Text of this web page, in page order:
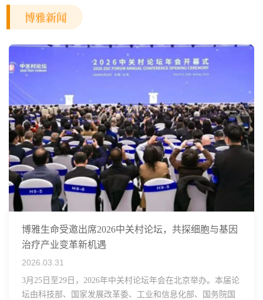
博雅新闻
博雅生命受邀出席2026中关村论坛，共探细胞与基因
治疗产业变革新机遇
2026.03.31
3月25日至29日，2026年中关村论坛年会在北京举办。本届论
坛由科技部、国家发展改革委、工业和信息化部、国务院国